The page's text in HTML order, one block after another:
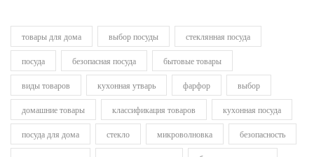
товары для дома выбор посуды стеклянная посуда
посуда безопасная посуда бытовые товары
виды товаров кухонная утварь фарфор выбор
домашние товары классификация товаров кухонная посуда
посуда для дома стекло микроволновка безопасность